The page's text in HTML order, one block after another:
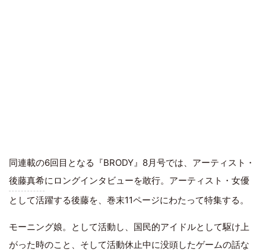
同連載の6回目となる『BRODY』8月号では、アーティスト・
後藤真希にロングインタビューを敢行。アーティスト・女優
として活躍する後藤を、巻末11ページにわたって特集する。
モーニング娘。として活動し、国民的アイドルとして駆け上
がった時のこと、そして活動休止中に没頭したゲームの話な